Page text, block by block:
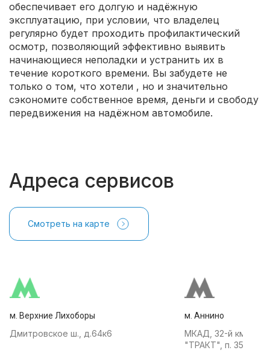
обеспечивает его долгую и надёжную
эксплуатацию, при условии, что владелец
регулярно будет проходить профилактический
осмотр, позволяющий эффективно выявить
начинающиеся неполадки и устранить их в
течение короткого времени. Вы забудете не
только о том, что хотели , но и значительно
сэкономите собственное время, деньги и свободу
передвижения на надёжном автомобиле.
Адреса сервисов
Смотреть на карте
м. Верхние Лихоборы
Дмитровское ш., д.64к6
м. Аннино
МКАД, 32-й км, АТК
"ТРАКТ", п. 35